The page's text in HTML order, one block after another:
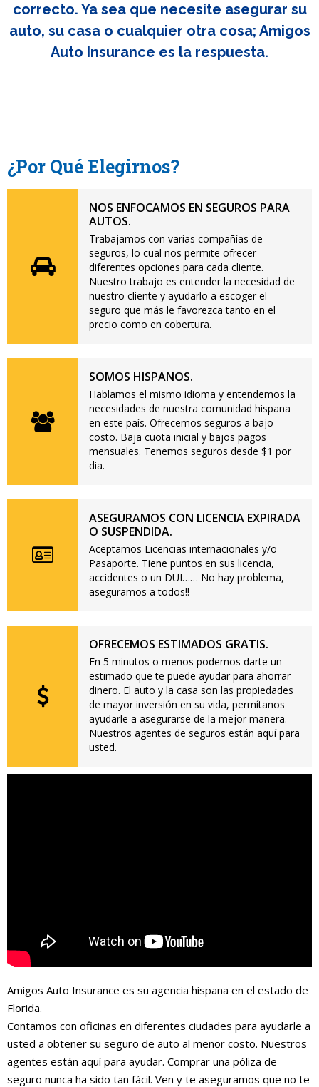
correcto. Ya sea que necesite asegurar su
auto, su casa o cualquier otra cosa; Amigos
Auto Insurance es la respuesta.
¿Por Qué Elegirnos?
NOS ENFOCAMOS EN SEGUROS PARA
AUTOS.
Trabajamos con varias compañías de
seguros, lo cual nos permite ofrecer
diferentes opciones para cada cliente.
Nuestro trabajo es entender la necesidad de
nuestro cliente y ayudarlo a escoger el
seguro que más le favorezca tanto en el
precio como en cobertura.
SOMOS HISPANOS.
Hablamos el mismo idioma y entendemos la
necesidades de nuestra comunidad hispana
en este país. Ofrecemos seguros a bajo
costo. Baja cuota inicial y bajos pagos
mensuales. Tenemos seguros desde $1 por
dia.
ASEGURAMOS CON LICENCIA EXPIRADA
O SUSPENDIDA.
Aceptamos Licencias internacionales y/o
Pasaporte. Tiene puntos en sus licencia,
accidentes o un DUI…… No hay problema,
aseguramos a todos!!
OFRECEMOS ESTIMADOS GRATIS.
En 5 minutos o menos podemos darte un
estimado que te puede ayudar para ahorrar
dinero. El auto y la casa son las propiedades
de mayor inversión en su vida, permítanos
ayudarle a asegurarse de la mejor manera.
Nuestros agentes de seguros están aquí para
usted.
Amigos Auto Insurance es su agencia hispana en el estado de
Florida.
Contamos con oficinas en diferentes ciudades para ayudarle a
usted a obtener su seguro de auto al menor costo. Nuestros
agentes están aquí para ayudar. Comprar una póliza de
seguro nunca ha sido tan fácil. Ven y te aseguramos que no te